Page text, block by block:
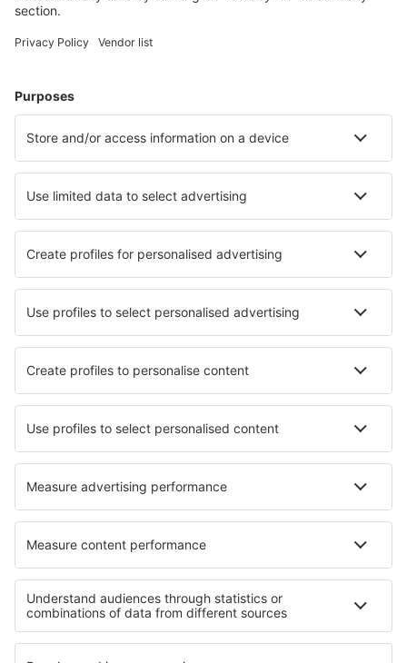
Vuelos baratos
Escapadas
Vuelo+Hotel
Hoteles
Traslados
Atracciones
Eventos deportivos
Aprende más
Mejor Precio Garantizado
Aplicación móvil
Aerolíneas
Ryanair
Vueling
Iberia
Air Europa
Wizz Air
Sobre eSky
Términos y condiciones
Mis reservas
Política de privacidad
Asistencia y contacto